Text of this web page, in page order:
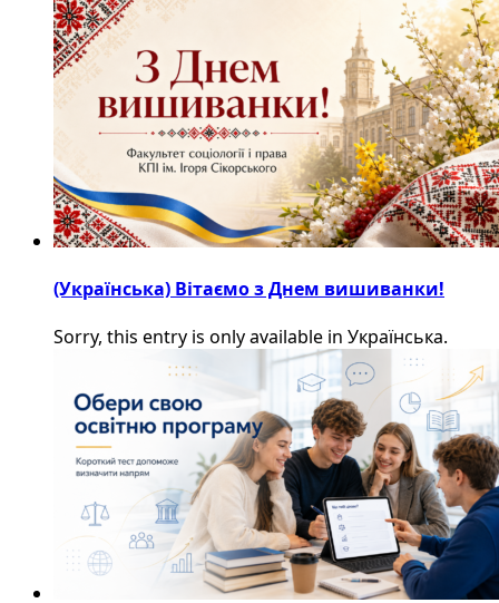
(Українська) Вітаємо з Днем вишиванки!
Sorry, this entry is only available in Українська.